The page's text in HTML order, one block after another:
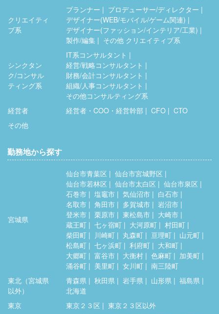
クリエイティ
ブ系
プランナー
プロデューサー/ディレクター
デザイナー(WEB/モバイル/ゲーム関連)
デザイナー(ファッション/インテリア/工業)
製作/編集
その他 クリエイティブ系
シンクタン
ク/コンサル
ティング系
IT系コンサルタント
経営/戦略コンサルタント
財務/会計コンサルタント
組織/人事コンサルタント
その他コンサルティング系
経営者
経営者・COO・経営幹部 CFO
CTO
その他
勤務地から探す
宮城県
仙台市青葉区
仙台市宮城野区
仙台市若林区
仙台市太白区
仙台市泉区
石巻市
塩竈市 気仙沼市
白石市
名取市
角田市 多賀城市
岩沼市
登米市
栗原市 東松島市
大崎市
蔵王町
七ヶ宿町 大河原町
村田町
柴田町
川崎町 丸森町 亘理町
山元町
松島町
七ヶ浜町 利府町
大和町
大郷町
富谷市 大衡村 色麻町
加美町
涌谷町
美里町 女川町
南三陸町
東北（宮城県
以外）
青森県 秋田県 岩手県 山形県
福島県
北海道
東京
東京２３区 東京２３区以外